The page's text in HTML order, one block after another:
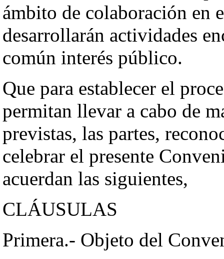
ámbito de colaboración en
desarrollarán actividades
común interés público.
Que para establecer el
permitan llevar a cabo de
previstas, las partes,
celebrar el presente
acuerdan las siguientes,
CLÁUSULAS
Primera.- Objeto del